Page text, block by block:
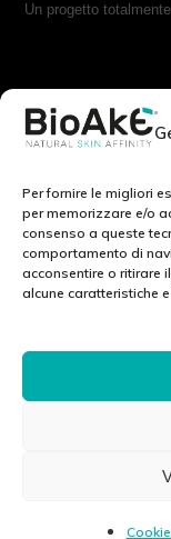
Per fornire le migliori
per memorizzare e/o
consenso a queste
comportamento di
acconsentire o ritirare
alcune caratteristiche
Un progetto
Via Tito Schipa, 6
P.I./C.F./C.C.I.A.A